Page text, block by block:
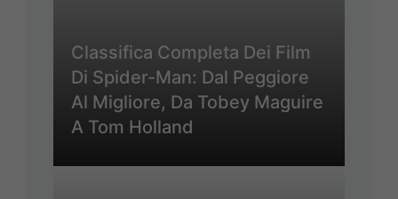
Classifica Completa Dei Film
Di Spider-Man: Dal Peggiore
Al Migliore, Da Tobey Maguire
A Tom Holland